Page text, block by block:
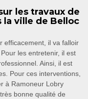
les travaux de
la ville de Belloc
efficacement, il va falloir
les entretenir, il est
Ainsi, il est
Pour ces interventions,
à Ramoneur Lobry
bonne qualité de